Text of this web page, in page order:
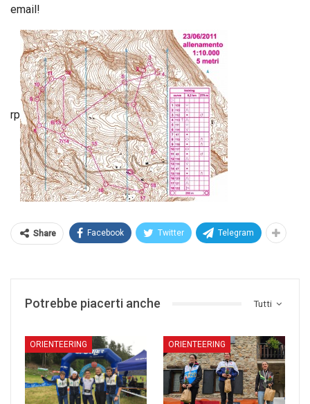
email!
rp
Share Facebook Twitter Telegram
Tutti
Potrebbe piacerti anche
ORIENTEERING ORIENTEERING